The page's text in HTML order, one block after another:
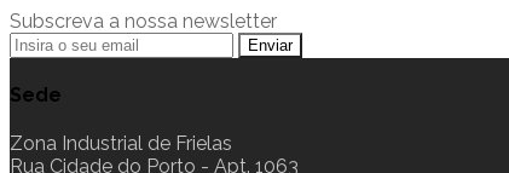
Subscreva a nossa newsletter
Sede
Zona Industrial de Frielas
Rua Cidade do Porto - Apt. 1063